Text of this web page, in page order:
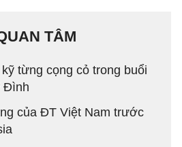
TÂM
từng cọng cỏ trong buổi
Đình
của ĐT Việt Nam trước